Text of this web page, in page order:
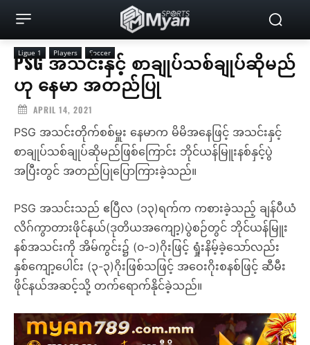
Ligue 1 Players Soccer
PSG အသင်းနှင့် စာချုပ်သစ်ချုပ်ဆိုမည်
ဟု နေမာ အတည်ပြု
APRIL 14, 2021
PSG အသင်းတိုက်စစ်မှူး နေမာက မိမိအနေဖြင့် အသင်းနှင့်
စာချုပ်သစ်ချုပ်ဆိုမည်ဖြစ်ကြောင်း ဘိုင်ယန်မြူးနစ်နှင့်ပွဲ
အပြီးတွင် အတည်ပြုပြောကြားခဲ့သည်။
PSG အသင်းသည် ဧပြီလ (၁၃)ရက်က ကစားခဲ့သည့် ချန်ပီယံ
လိဂ်ကွာတားဖိုင်နယ်(ဒုတိယအကျော့)ပွဲစဉ်တွင် ဘိုင်ယန်မြူး
နစ်အသင်းကို အိမ်ကွင်း၌ (၀-၁)ဂိုးဖြင့် ရှုံးနိမ့်ခဲ့သော်လည်း
နှစ်ကျော့ပေါင်း (၃-၃)ဂိုးဖြစ်သဖြင့် အဝေးဂိုးစနစ်ဖြင့် ဆီမီး
ဖိုင်နယ်အဆင့်သို့ တက်ရောက်နိုင်ခဲ့သည်။